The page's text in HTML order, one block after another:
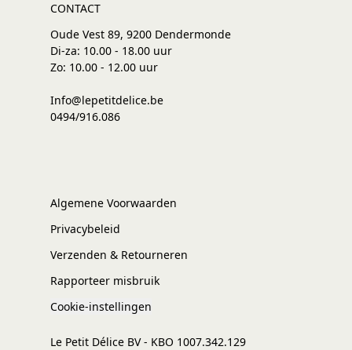
CONTACT
Oude Vest 89, 9200 Dendermonde
Di-za: 10.00 - 18.00 uur
Zo: 10.00 - 12.00 uur
Info@lepetitdelice.be
0494/916.086
Algemene Voorwaarden
Privacybeleid
Verzenden & Retourneren
Rapporteer misbruik
Cookie-instellingen
Le Petit Délice BV - KBO 1007.342.129